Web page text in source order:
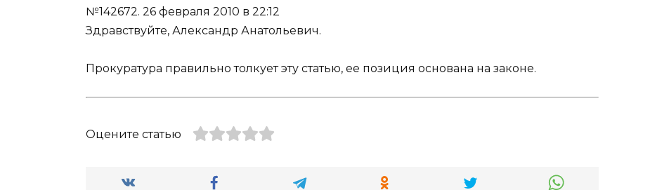
№142672. 26 февраля 2010 в 22:12
Здравствуйте, Александр Анатольевич.
Прокуратура правильно толкует эту статью, ее позиция основана на законе.
Оцените статью